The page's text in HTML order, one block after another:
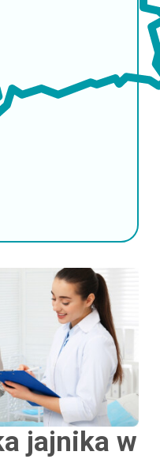
jajnika w